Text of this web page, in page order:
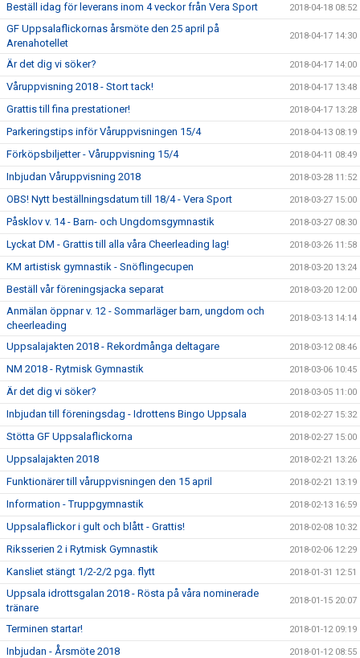
Beställ idag för leverans inom 4 veckor från Vera Sport 2018-04-18 08:52
GF Uppsalaflickornas årsmöte den 25 april på
Arenahotellet
2018-04-17 14:30
Är det dig vi söker? 2018-04-17 14:00
Våruppvisning 2018 - Stort tack! 2018-04-17 13:48
Grattis till fina prestationer! 2018-04-17 13:28
Parkeringstips inför Våruppvisningen 15/4 2018-04-13 08:19
Förköpsbiljetter - Våruppvisning 15/4 2018-04-11 08:49
Inbjudan Våruppvisning 2018 2018-03-28 11:52
OBS! Nytt beställningsdatum till 18/4 - Vera Sport 2018-03-27 15:00
Påsklov v. 14 - Barn- och Ungdomsgymnastik 2018-03-27 08:30
Lyckat DM - Grattis till alla våra Cheerleading lag! 2018-03-26 11:58
KM artistisk gymnastik - Snöflingecupen 2018-03-20 13:24
Beställ vår föreningsjacka separat 2018-03-20 12:00
Anmälan öppnar v. 12 - Sommarläger barn, ungdom och
cheerleading
2018-03-13 14:14
Uppsalajakten 2018 - Rekordmånga deltagare 2018-03-12 08:46
NM 2018 - Rytmisk Gymnastik 2018-03-06 10:45
Är det dig vi söker? 2018-03-05 11:00
Inbjudan till föreningsdag - Idrottens Bingo Uppsala 2018-02-27 15:32
Stötta GF Uppsalaflickorna 2018-02-27 15:00
Uppsalajakten 2018 2018-02-21 13:26
Funktionärer till våruppvisningen den 15 april 2018-02-21 13:19
Information - Truppgymnastik 2018-02-13 16:59
Uppsalaflickor i gult och blått - Grattis! 2018-02-08 10:32
Riksserien 2 i Rytmisk Gymnastik 2018-02-06 12:29
Kansliet stängt 1/2-2/2 pga. flytt 2018-01-31 12:51
Uppsala idrottsgalan 2018 - Rösta på våra nominerade
tränare
2018-01-15 20:07
Terminen startar! 2018-01-12 09:19
Inbjudan - Årsmöte 2018 2018-01-12 08:55